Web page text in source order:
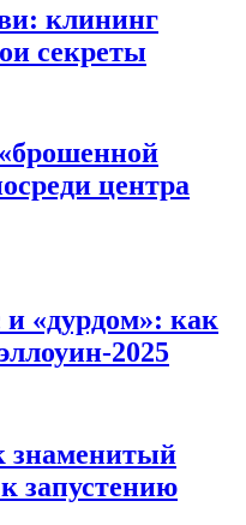
клининг
секреты
центра
«дурдом»: как
2025
знаменитый
запустению